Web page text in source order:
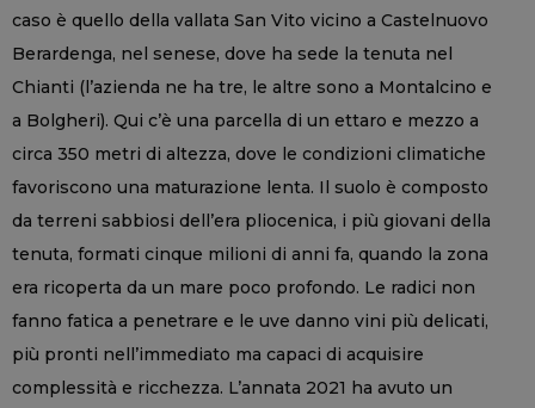
caso è quello della vallata San Vito vicino a Castelnuovo
Berardenga, nel senese, dove ha sede la tenuta nel
Chianti (l’azienda ne ha tre, le altre sono a Montalcino e
a Bolgheri). Qui c’è una parcella di un ettaro e mezzo a
circa 350 metri di altezza, dove le condizioni climatiche
favoriscono una maturazione lenta. Il suolo è composto
da terreni sabbiosi dell’era pliocenica, i più giovani della
tenuta, formati cinque milioni di anni fa, quando la zona
era ricoperta da un mare poco profondo. Le radici non
fanno fatica a penetrare e le uve danno vini più delicati,
più pronti nell’immediato ma capaci di acquisire
complessità e ricchezza. L’annata 2021 ha avuto un